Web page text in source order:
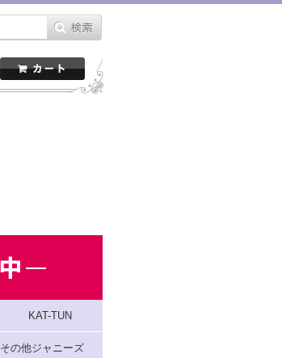
KAT-TUN
その他ジャニーズ